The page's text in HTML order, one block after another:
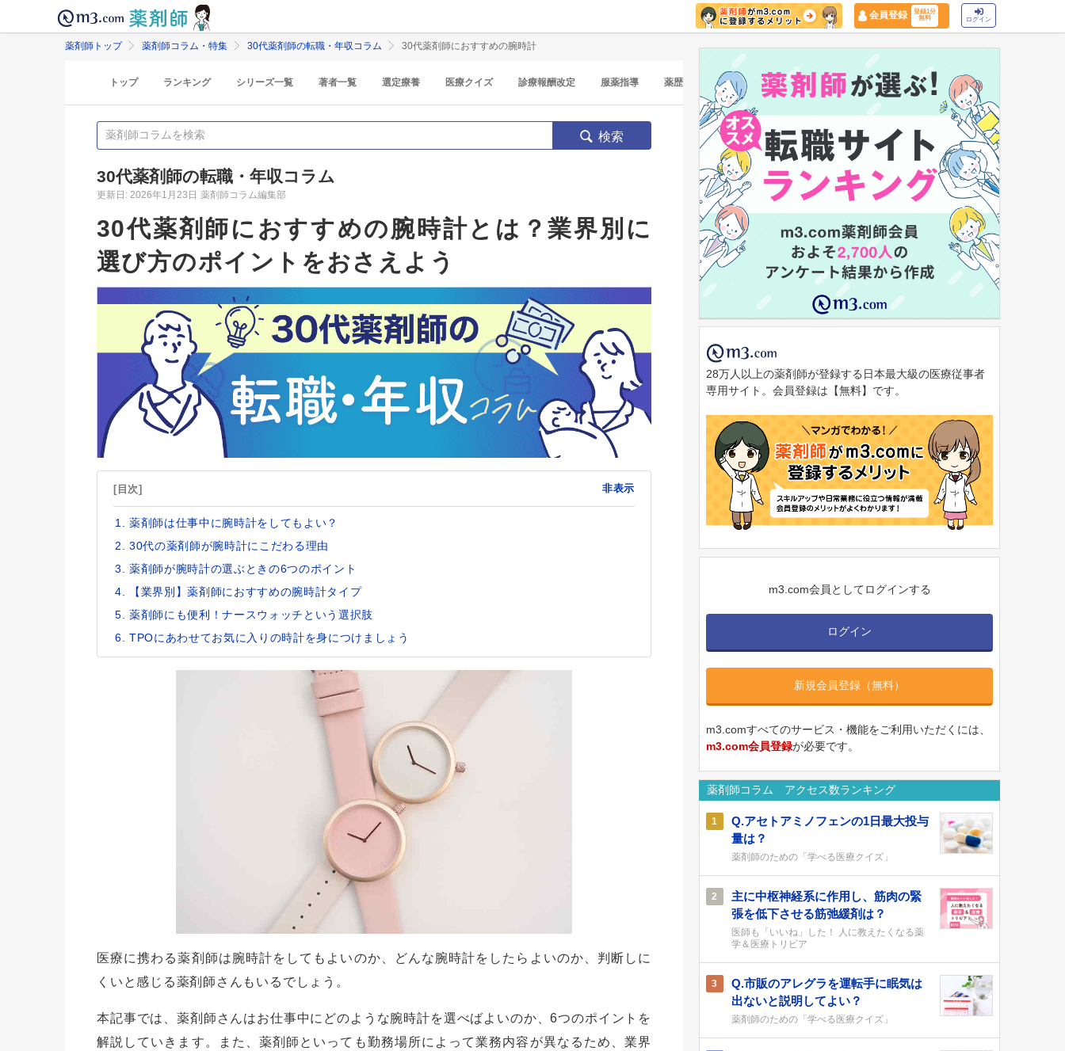
会員登録
登録1分
無料
ログイン
薬剤師トップ 薬剤師コラム・特集 30代薬剤師の転職・年収コラム 30代薬剤師におすすめの腕時計
トップ ランキング シリーズ一覧 著者一覧 選定療養 医療クイズ 診療報酬改定 服薬指導 薬歴 マイナ保険証
検索
30代薬剤師の転職・年収コラム
更新日: 2026年1月23日 薬剤師コラム編集部
30代薬剤師におすすめの腕時計とは？業界別に
選び方のポイントをおさえよう
[目次] 非表示
薬剤師は仕事中に腕時計をしてもよい？
30代の薬剤師が腕時計にこだわる理由
薬剤師が腕時計の選ぶときの6つのポイント
【業界別】薬剤師におすすめの腕時計タイプ
薬剤師にも便利！ナースウォッチという選択肢
TPOにあわせてお気に入りの時計を身につけましょう
医療に携わる薬剤師は腕時計をしてもよいのか、どんな腕時計をしたらよいのか、判断しに
くいと感じる薬剤師さんもいるでしょう。
本記事では、薬剤師さんはお仕事中にどのような腕時計を選べばよいのか、6つのポイントを
解説していきます。また、薬剤師といっても勤務場所によって業務内容が異なるため、業界
28万人以上の薬剤師が登録する日本最大級の医療従事者
専用サイト。会員登録は【無料】です。
m3.com会員としてログインする
ログイン
新規会員登録（無料）
m3.comすべてのサービス・機能をご利用いただくには、
m3.com会員登録が必要です。
薬剤師コラム アクセス数ランキング
1
Q.アセトアミノフェンの1日最大投与
量は？
薬剤師のための「学べる医療クイズ」
2
主に中枢神経系に作用し、筋肉の緊
張を低下させる筋弛緩剤は？
医師も「いいね」した！ 人に教えたくなる薬
学＆医療トリビア
3
Q.市販のアレグラを運転手に眠気は
出ないと説明してよい？
薬剤師のための「学べる医療クイズ」